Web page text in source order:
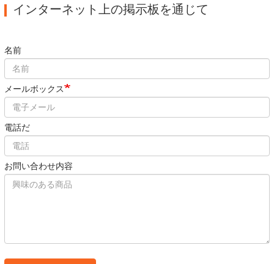
インターネット上の掲示板を通じて
名前
メールボックス
電話だ
お問い合わせ内容